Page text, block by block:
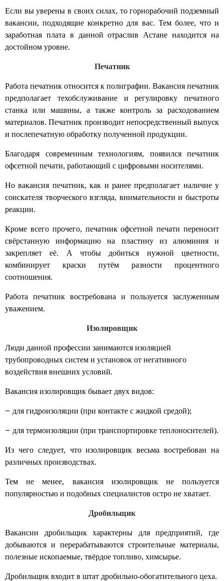
Если вы уверены в своих силах, тогорнорабочий подземный
вакансии, подходящие конкретно для вас. Тем более, что и
заработная плата в данной отраслив Астане находится на
достойном уровне.
Печатник
Работа печатник относится к полиграфии. Вакансия печатник
предполагает техобслуживание и регулировку печатного
станка или машины, а также контроль за расходованием
материалов.Печатник производит непосредственный выпуск
и послепечатную обработку полученной продукции.
Благодаря современным технологиям, появился печатник
офсетной печати, работающий с цифровыми носителями.
Новакансия печатник, как и ранее предполагает наличие у
соискателя творческого взгляда, внимательности и быстроты
реакции.
Кроме всего прочего, печатник офсетной печати переносит
свёрстанную информацию на пластину из алюминия и
закрепляет её. А чтобы добиться нужной цветности,
комбинирует краски путём разности процентного
соотношения.
Работа печатник востребована и пользуется заслуженным
уважением.
Изолировщик
Люди данной профессии занимаются изоляцией
трубопроводных систем и установок от негативного
воздействия внешних условий.
Вакансия изолировщик бывает двух видов:
– для гидроизоляции (при контакте с жидкой средой);
– для термоизоляции (при транспортировке теплоносителей).
Из чего следует, чтоизолировщик весьма востребован на
различных производствах.
Тем не менее, вакансия изолировщик
не пользуется
популярностью и подобных специалистов остро не хватает.
Дробильщик
Вакансии дробильщик
характерны для предприятий, где
добываются и перерабатываются строительные материалы,
полезные ископаемые, твёрдое топливо, химсырье.
Дробильщик входит в штат дробильно-обогатительного цеха.